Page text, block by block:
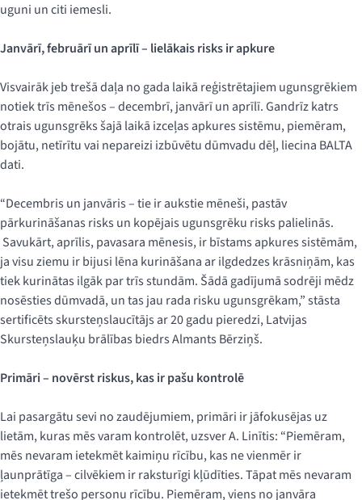
uguni un citi iemesli.
Janvārī, februārī un aprīlī – lielākais risks ir apkure
Visvairāk jeb trešā daļa no gada laikā reģistrētajiem ugunsgrēkiem
notiek trīs mēnešos – decembrī, janvārī un aprīlī. Gandrīz katrs
otrais ugunsgrēks šajā laikā izceļas apkures sistēmu, piemēram,
bojātu, netīrītu vai nepareizi izbūvētu dūmvadu dēļ, liecina BALTA
dati.
“Decembris un janvāris – tie ir aukstie mēneši, pastāv
pārkurināšanas risks un kopējais ugunsgrēku risks palielinās.
Savukārt, aprīlis, pavasara mēnesis, ir bīstams apkures sistēmām,
ja visu ziemu ir bijusi lēna kurināšana ar ilgdedzes krāsniņām, kas
tiek kurinātas ilgāk par trīs stundām. Šādā gadījumā sodrēji mēdz
nosēsties dūmvadā, un tas jau rada risku ugunsgrēkam,” stāsta
sertificēts skursteņslaucītājs ar 20 gadu pieredzi, Latvijas
Skursteņslauķu brālības biedrs Almants Bērziņš.
Primāri – novērst riskus, kas ir pašu kontrolē
Lai pasargātu sevi no zaudējumiem, primāri ir jāfokusējas uz
lietām, kuras mēs varam kontrolēt, uzsver A. Linītis: “Piemēram,
mēs nevaram ietekmēt kaimiņu rīcību, kas ne vienmēr ir
ļaunprātīga – cilvēkiem ir raksturīgi kļūdīties. Tāpat mēs nevaram
ietekmēt trešo personu rīcību. Piemēram, viens no janvāra